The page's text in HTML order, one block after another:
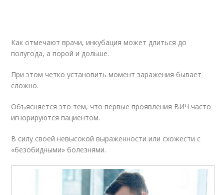
Как отмечают врачи, инкубация может длиться до
полугода, а порой и дольше.
При этом четко установить момент заражения бывает
сложно.
Объясняется это тем, что первые проявления ВИЧ часто
игнорируются пациентом.
В силу своей невысокой выраженности или схожести с
«безобидными» болезнями.